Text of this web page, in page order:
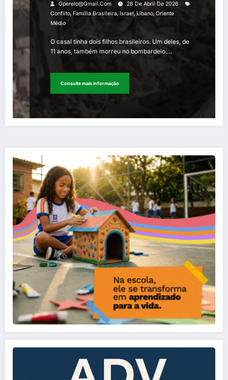
Gperelo@gmail.com
28 De Abril De 2026
Conflito, Família Brasileira, Israel, Líbano, Oriente
Médio
O casal tinha dois filhos brasileiros. Um deles, de
11 anos, também morreu no bombardeio.…
Consulte mais informação